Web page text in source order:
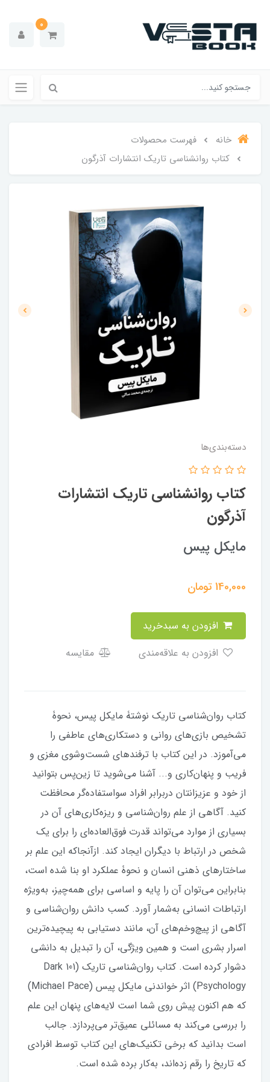
0
خانه
فهرست محصولات
کتاب روانشناسی تاریک انتشارات آذرگون
دسته‌بندی‌ها
کتاب روانشناسی تاریک انتشارات
آذرگون
مایکل پیس
140,000تومان
مقایسه
کتاب روان‌شناسی تاریک نوشتۀ مایکل پیس، نحوۀ
تشخیص بازی‌های روانی و دستکاری‌های عاطفی را
می‌آموزد. در این کتاب با ترفندهای شست‌وشوی مغزی و
فریب و پنهان‌کاری و... آشنا می‌شوید تا زین‌پس بتوانید
از خود و عزیزانتان دربرابر افراد سواستفاده‌گر محافظت
کنید. آگاهی از علم روان‌شناسی و ریزه‌کاری‌های آن در
بسیاری از موارد می‌تواند قدرت فوق‌العاده‌ای را برای یک
شخص در ارتباط با دیگران ایجاد کند. ازآنجاکه این علم بر
ساختارهای ذهنی انسان و نحوۀ عملکرد او بنا شده است،
بنابراین می‌توان آن را پایه و اساسی برای همه‌چیز، به‌ویژه
ارتباطات انسانی به‌شمار آورد. کسب دانش روان‌شناسی و
آگاهی از پیچ‌وخم‌های آن، مانند دستیابی به پیچیده‌ترین
اسرار بشری است و همین ویژگی، آن را تبدیل به دانشی
دشوار کرده است. کتاب روان‌شناسی تاریک (101 Dark
Psychology) اثر خواندنی مایکل پیس (Michael Pace)
که هم اکنون پیش روی شما است لایه‌های پنهان این علم
را بررسی می‌کند به مسائلی عمیق‌تر می‌پردازد. جالب
است بدانید که برخی تکنیک‌های این کتاب توسط افرادی
که تاریخ را رقم زده‌اند، به‌کار برده شده است.